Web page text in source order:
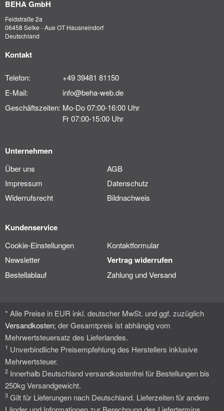
BEHA GmbH
Feldstraße 2a
06458 Selke - Aue OT Hausneindorf
Deutschland
Kontakt
Telefon:
+49 39481 81150
E-Mail:
info@beha-web.de
Geschäftszeiten: Mo-Do 07:00-16:00 Uhr
Fr 07:00-15:00 Uhr
Unternehmen
Über uns
AGB
Impressum
Datenschutz
Widerrufsrecht
Bildnachweis
Kundenservice
Cookie-Einstellungen
Kontaktformular
Newsletter
Vertrag widerrufen
Bestellablauf Zahlung und Versand
* Alle Preise in EUR inkl. deutscher MwSt. und ggf. zuzüglich
Versandkosten; der Gesamtpreis ist abhängig vom
Mehrwertsteuersatz des Lieferlandes.
1 Unverbindliche Preisempfehlung des Herstellers inklusive
Mehrwertsteuer.
2 Innerhalb Deutschland versandkostenfrei für Bestellungen bis
250kg Versandgewicht.
3 Gilt für Lieferungen nach Deutschland. Lieferzeiten für andere